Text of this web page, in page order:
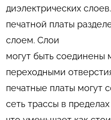
диэлектрических
печатной платы
слоем. Слои
могут быть соединены
переходными
печатные платы могут
сеть трассы в